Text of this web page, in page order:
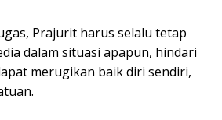
Prajurit harus selalu tetap
dalam situasi apapun, hindari
merugikan baik diri sendiri,